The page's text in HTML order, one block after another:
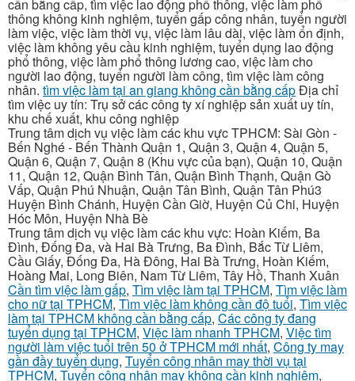
cần bằng cấp, tìm việc lao động phổ thông, việc làm phổ
thông không kinh nghiệm, tuyển gấp công nhân, tuyển người
làm việc, việc làm thời vụ, việc làm lâu dài, việc làm ổn định,
việc làm không yêu cầu kinh nghiệm, tuyển dụng lao động
phổ thông, việc làm phổ thông lương cao, việc làm cho
người lao động, tuyển người làm công, tìm việc làm công
nhân. tìm việc làm tại an giang không cần bằng cấpĐịa chỉ
tìm việc uy tín: Trụ sở các công ty xí nghiệp sản xuất uy tín,
khu chế xuất, khu công nghiệp
Trung tâm dịch vụ việc làm các khu vực TPHCM: Sài Gòn -
Bến Nghé - Bến Thành Quận 1, Quận 3, Quận 4, Quận 5,
Quận 6, Quận 7, Quận 8 (Khu vực của bạn), Quận 10, Quận
11, Quận 12, Quận Bình Tân, Quận Bình Thạnh, Quận Gò
Vấp, Quận Phú Nhuận, Quận Tân Bình, Quận Tân Phú3
Huyện Bình Chánh, Huyện Cần Giờ, Huyện Củ Chi, Huyện
Hóc Môn, Huyện Nhà Bè
Trung tâm dịch vụ việc làm các khu vực: Hoàn Kiếm, Ba
Đình, Đống Đa, và Hai Bà Trưng, Ba Đình, Bắc Từ Liêm,
Cầu Giấy, Đống Đa, Hà Đông, Hai Bà Trưng, Hoàn Kiếm,
Hoàng Mai, Long Biên, Nam Từ Liêm, Tây Hồ, Thanh Xuân
Cần tìm việc làm gấp, Tìm việc làm tại TPHCM, Tìm việc làm
cho nữ tại TPHCM, Tìm việc làm không cần độ tuổi, Tìm việc
làm tại TPHCM không cần bằng cấp, Các công ty đang
tuyển dụng tại TPHCM, Việc làm nhanh TPHCM, Việc tìm
người làm việc tuổi trên 50 ở TPHCM mới nhất, Công ty may
gần đầy tuyển dụng, Tuyển công nhân may thời vụ tại
TPHCM, Tuyển công nhân may không cần kinh nghiệm,